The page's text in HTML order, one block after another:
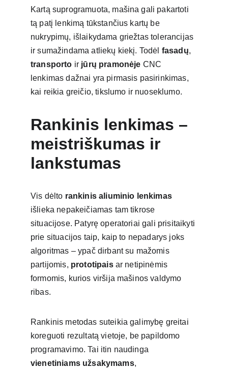
Kartą suprogramuota, mašina gali pakartoti
tą patį lenkimą tūkstančius kartų be
nukrypimų, išlaikydama griežtas tolerancijas
ir sumažindama atliekų kiekį. Todėl fasadų,
transporto ir jūrų pramonėje CNC
lenkimas dažnai yra pirmasis pasirinkimas,
kai reikia greičio, tikslumo ir nuoseklumo.
Rankinis lenkimas –
meistriškumas ir
lankstumas
Vis dėlto rankinis aliuminio lenkimas
išlieka nepakeičiamas tam tikrose
situacijose. Patyrę operatoriai gali prisitaikyti
prie situacijos taip, kaip to nepadarys joks
algoritmas – ypač dirbant su mažomis
partijomis, prototipais ar netipinėmis
formomis, kurios viršija mašinos valdymo
ribas.
Rankinis metodas suteikia galimybę greitai
koreguoti rezultatą vietoje, be papildomo
programavimo. Tai itin naudinga
vienetiniams užsakymams,